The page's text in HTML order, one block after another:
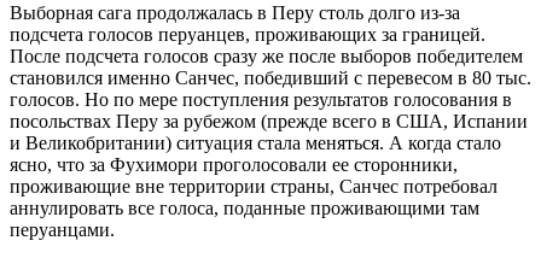
Выборная сага продолжалась в Перу столь долго из-за
подсчета голосов перуанцев, проживающих за границей.
После подсчета голосов сразу же после выборов победителем
становился именно Санчес, победивший с перевесом в 80 тыс.
голосов. Но по мере поступления результатов голосования в
посольствах Перу за рубежом (прежде всего в США, Испании
и Великобритании) ситуация стала меняться. А когда стало
ясно, что за Фухимори проголосовали ее сторонники,
проживающие вне территории страны, Санчес потребовал
аннулировать все голоса, поданные проживающими там
перуанцами.